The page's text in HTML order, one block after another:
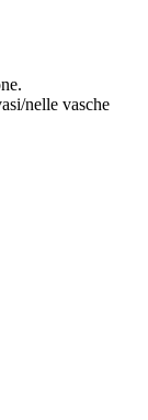
nelle vasche